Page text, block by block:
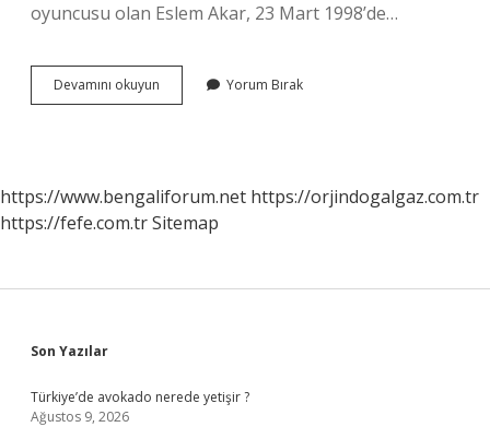
oyuncusu olan Eslem Akar, 23 Mart 1998’de…
Devamını okuyun
Sancak
Yorum Bırak
https://www.bengaliforum.net https://orjindogalgaz.com.tr
https://fefe.com.trSitemap
Sidebar
Son Yazılar
Türkiye’de avokado nerede yetişir ?
Ağustos 9, 2026